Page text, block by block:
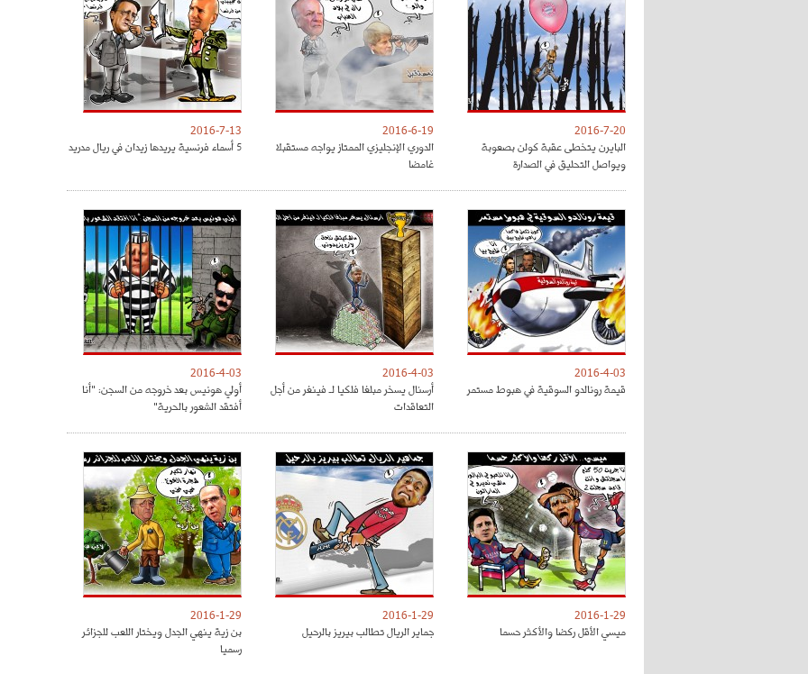
2016-7-20
البايرن يتخطى عقبة كولن بصعوبة
ويواصل التحليق في الصدارة
2016-6-19
الدوري الإنجليزي الممتاز يواجه مستقبلا
غامضا
2016-7-13
5 أسماء فرنسية يريدها زيدان في ريال مدريد
2016-4-03
قيمة رونالدو السوقية في هبوط مستمر
2016-4-03
أرسنال يسخر مبلغا فلكيا لـ فينغر من أجل
التعاقدات
2016-4-03
أولي هونيس بعد خروجه من السجن: "أنا
أفتقد الشعور بالحرية"
2016-1-29
ميسي الأقل ركضا والأكثر حسما
2016-1-29
جماير الريال تطالب بيريز بالرحيل
2016-1-29
بن زية ينهي الجدل ويختار اللعب للجزائر
رسميا